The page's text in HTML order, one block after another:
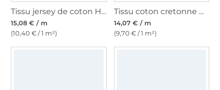
Tissu jersey de coton Happy Flowers, rose fuchsia
15,08 € / m
(10,40 € / 1 m²)
Tissu coton cretonne Color Stripes, rose/marron clair
14,07 € / m
(9,70 € / 1 m²)